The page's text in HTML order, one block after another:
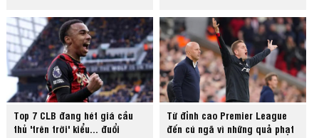
Top 7 CLB đang hét giá cầu
thủ 'trên trời' kiểu... đuổi
Từ đỉnh cao Premier League
đến cú ngã vì những quả phạt